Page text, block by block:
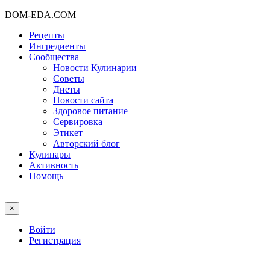
DOM-EDA.COM
Рецепты
Ингредиенты
Сообщества
Новости Кулинарии
Советы
Диеты
Новости сайта
Здоровое питание
Сервировка
Этикет
Авторский блог
Кулинары
Активность
Помощь
×
Войти
Регистрация